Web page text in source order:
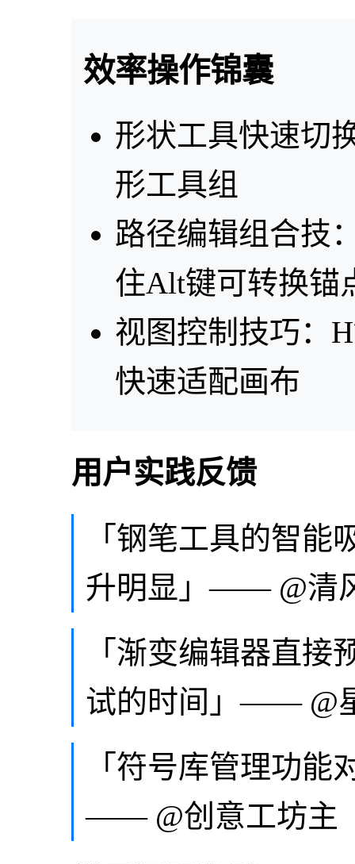
效率操作锦囊
形状工具快速切
形工具组
路径编辑组合技
住Alt键可转换锚
视图控制技巧：
快速适配画布
用户实践反馈
「钢笔工具的智
升明显」—— @清
「渐变编辑器直
试的时间」—— @
「符号库管理功
—— @创意工坊主